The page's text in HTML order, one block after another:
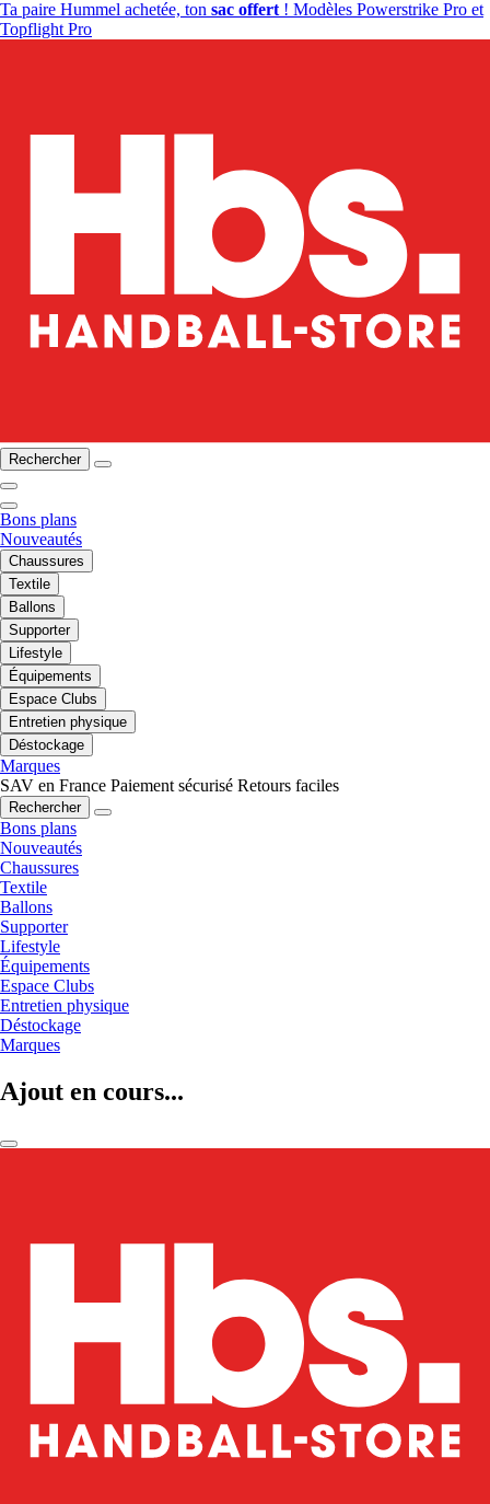
Ta paire Hummel achetée, ton sac offert ! Modèles Powerstrike Pro et
Topflight Pro
Rechercher
Bons plans
Nouveautés
Chaussures
Textile
Ballons
Supporter
Lifestyle
Équipements
Espace Clubs
Entretien physique
Déstockage
Marques
SAV en France Paiement sécurisé Retours faciles
Rechercher
Bons plans
Nouveautés
Chaussures
Textile
Ballons
Supporter
Lifestyle
Équipements
Espace Clubs
Entretien physique
Déstockage
Marques
Ajout en cours...